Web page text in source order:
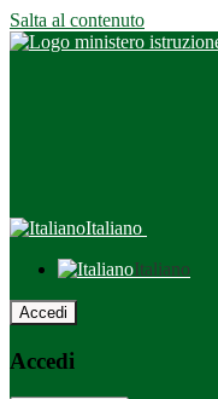
Salta al contenuto
Italiano
Italiano
Accedi
Accedi